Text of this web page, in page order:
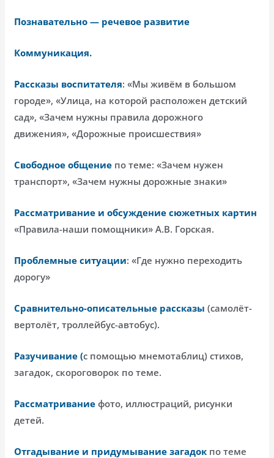
Познавательно — речевое развитие
Коммуникация.
Рассказы воспитателя: «Мы живём в большом
городе», «Улица, на которой расположен детский
сад», «Зачем нужны правила дорожного
движения», «Дорожные происшествия»
Свободное общение по теме: «Зачем нужен
транспорт», «Зачем нужны дорожные знаки»
Рассматривание и обсуждение сюжетных картин
«Правила-наши помощники» А.В. Горская.
Проблемные ситуации: «Где нужно переходить
дорогу»
Сравнительно-описательные рассказы (самолёт-
вертолёт, троллейбус-автобус).
Разучивание (с помощью мнемотаблиц) стихов,
загадок, скороговорок по теме.
Рассматриваниефото, иллюстраций, рисунки
детей.
Отгадывание и придумывание загадок по теме